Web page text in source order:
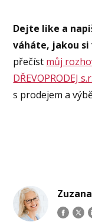
Dejte like a
váháte, jakou
přečíst můj
DŘEVOPRODEJ
s prodejem a